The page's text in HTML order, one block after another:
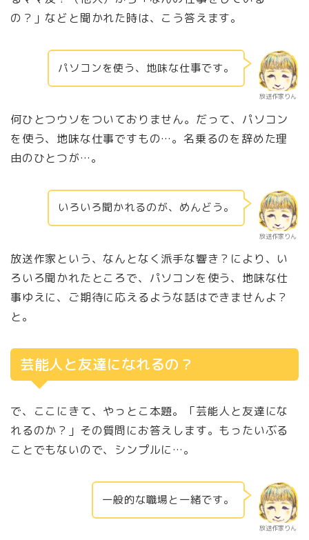
の？」などと聞かれた時は、こう答えます。
放送作家りん
パソコンを使う、地味な仕事です。
何ひとつウソをついておりません。だって、パソコン
を使う、地味な仕事ですもの…。名乗るのを辞めた理
由のひとつが…。
放送作家りん
いろいろ聞かれるのが、めんどう。
放送作家という、なんとなく派手な響き？により、い
ろいろ聞かれたところで、パソコンを使う、地味な仕
事ゆえに、ご期待に応えるような話はできませんよ？
と。
芸能人と友達になれるの？
で、ここにきて、やっとこ本題。「芸能人と友達にな
れるのか？」その質問にお答えします。もったいぶる
ことでもないので、シンプルに…。
放送作家りん
一般的な職場と一緒です。